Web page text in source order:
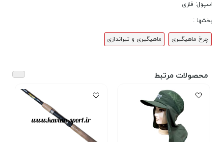
اسپول: فلزی
بخشها :
چرخ ماهیگیری ماهیگیری و تیراندازی
محصولات مرتبط